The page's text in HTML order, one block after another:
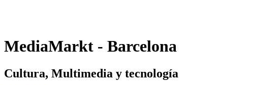
MediaMarkt - Barcelona
Cultura, Multimedia y tecnología